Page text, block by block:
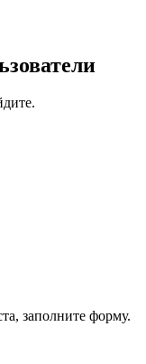
заполните форму.